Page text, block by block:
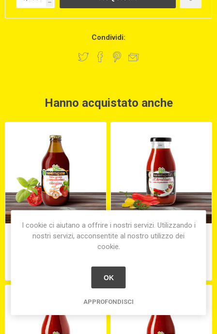
h
Condividi:
Hanno acquistato anche
SALSA DI CILIEGINO BIO
SUGO PRONTO DI
I cookie ci aiutano a offrire i nostri servizi. Utilizzando i
nostri servizi, acconsentite al nostro utilizzo dei
cookie.
OK
APPROFONDISCI